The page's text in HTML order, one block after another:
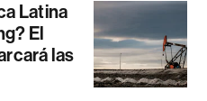
Latina
El
las